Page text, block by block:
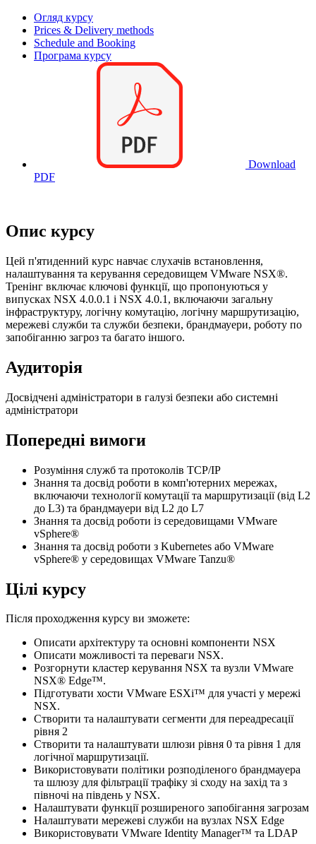
Огляд курсу
Prices & Delivery methods
Schedule and Booking
Програма курсу
Download
PDF
Опис курсу
Цей п'ятиденний курс навчає слухачів встановлення,
налаштування та керування середовищем VMware NSX®.
Тренінг включає ключові функції, що пропонуються у
випусках NSX 4.0.0.1 і NSX 4.0.1, включаючи загальну
інфраструктуру, логічну комутацію, логічну маршрутизацію,
мережеві служби та служби безпеки, брандмауери, роботу по
запобіганню загроз та багато іншого.
Аудиторія
Досвідчені адміністратори в галузі безпеки або системні
адміністратори
Попередні вимоги
Розуміння служб та протоколів TCP/IP
Знання та досвід роботи в комп'ютерних мережах,
включаючи технології комутації та маршрутизації (від L2
до L3) та брандмауери від L2 до L7
Знання та досвід роботи із середовищами VMware
vSphere®
Знання та досвід роботи з Kubernetes або VMware
vSphere® у середовищах VMware Tanzu®
Цілі курсу
Після проходження курсу ви зможете:
Описати архітектуру та основні компоненти NSX
Описати можливості та переваги NSX.
Розгорнути кластер керування NSX та вузли VMware
NSX® Edge™.
Підготувати хости VMware ESXi™ для участі у мережі
NSX.
Створити та налаштувати сегменти для переадресації
рівня 2
Створити та налаштувати шлюзи рівня 0 та рівня 1 для
логічної маршрутизації.
Використовувати політики розподіленого брандмауера
та шлюзу для фільтрації трафіку зі сходу на захід та з
півночі на південь у NSX.
Налаштувати функції розширеного запобігання загрозам
Налаштувати мережеві служби на вузлах NSX Edge
Використовувати VMware Identity Manager™ та LDAP